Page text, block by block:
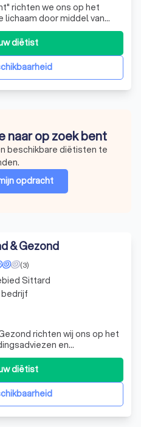
richten we ons op het
lichaam door middel van
afgestemd op
benadering is holistisch:
maar zoeken
diëtist
naar op zoek bent
beschikbare diëtisten te
opdracht
& Gezond
(3)
richten wij ons op het
en
fasen van het leven,
en de periode
in het hart van Valkenburg
diëtist
Sittard
bedrijf